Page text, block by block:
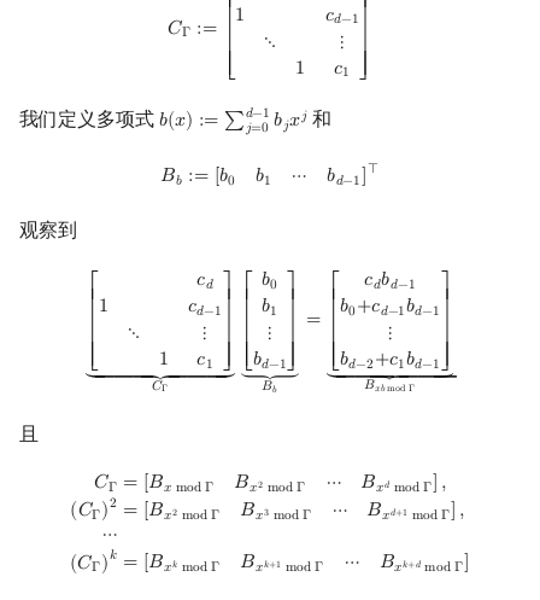
狄利克雷卷积
莫比乌斯反演
Powerful Number 筛
Min_25 筛
洲阁筛
霍夫曼树
图的着色
图的匹配
Prüfer 序列
矩阵树定理
LGV 引理
珂朵莉树/颜色段均摊
𝐶Γ :=
⎡⎢
⎢
⎢
⎣
1 𝑐𝑑−1
⋱
⋮
1
𝑐1
⎤⎥
⎥
⎥
⎦
我们定义多项式 𝑏(𝑥) := ∑𝑑−1
𝑗=0 𝑏𝑗𝑥𝑗
b(x) :=∑j =0d−1 bjxj 和
𝐵𝑏 := [𝑏0 𝑏1 ⋯ 𝑏𝑑−1] ⊺
Bb :=[ b1 ⋯b 1 ]⊺
观察到
⎡⎢
⎢
⎢
⎣
𝑐𝑑
1 𝑐𝑑−1
⋱
⋮
1
𝑐1
⎤⎥
⎥
⎥
⎦
⏟___⏟___⏟
𝐶Γ
⎡⎢
⎢
⎢
⎣
𝑏0
𝑏1
⋮
𝑏𝑑−1
⎤⎥
⎥
⎥
⎦
⏟
𝐵𝑏
=
⎡⎢
⎢
⎢
⎣
𝑐𝑑𝑏𝑑−1
𝑏0+𝑐𝑑−1𝑏𝑑−1
⋮
𝑏𝑑−2+𝑐1𝑏𝑑−1
⎤⎥
⎥
⎥
⎦
⏟___
⏟___
⏟
𝐵𝑥𝑏 mod Γ
Γ[b ⋮b cdbd−
且
𝐶Γ = [𝐵𝑥 mod Γ 𝐵𝑥2 mod Γ ⋯ 𝐵𝑥𝑑 mod Γ] ,
(𝐶Γ)2 = [𝐵𝑥2 mod Γ 𝐵𝑥3 mod Γ ⋯ 𝐵𝑥𝑑+1 mod Γ] ,
⋯
(𝐶Γ)𝑘 = [𝐵𝑥𝑘 mod Γ 𝐵𝑥𝑘+1 mod Γ ⋯ 𝐵𝑥𝑘+𝑑 mod Γ]
modΓB 2modΓ⋯ BxdmodΓ CΓ =[B x2mod